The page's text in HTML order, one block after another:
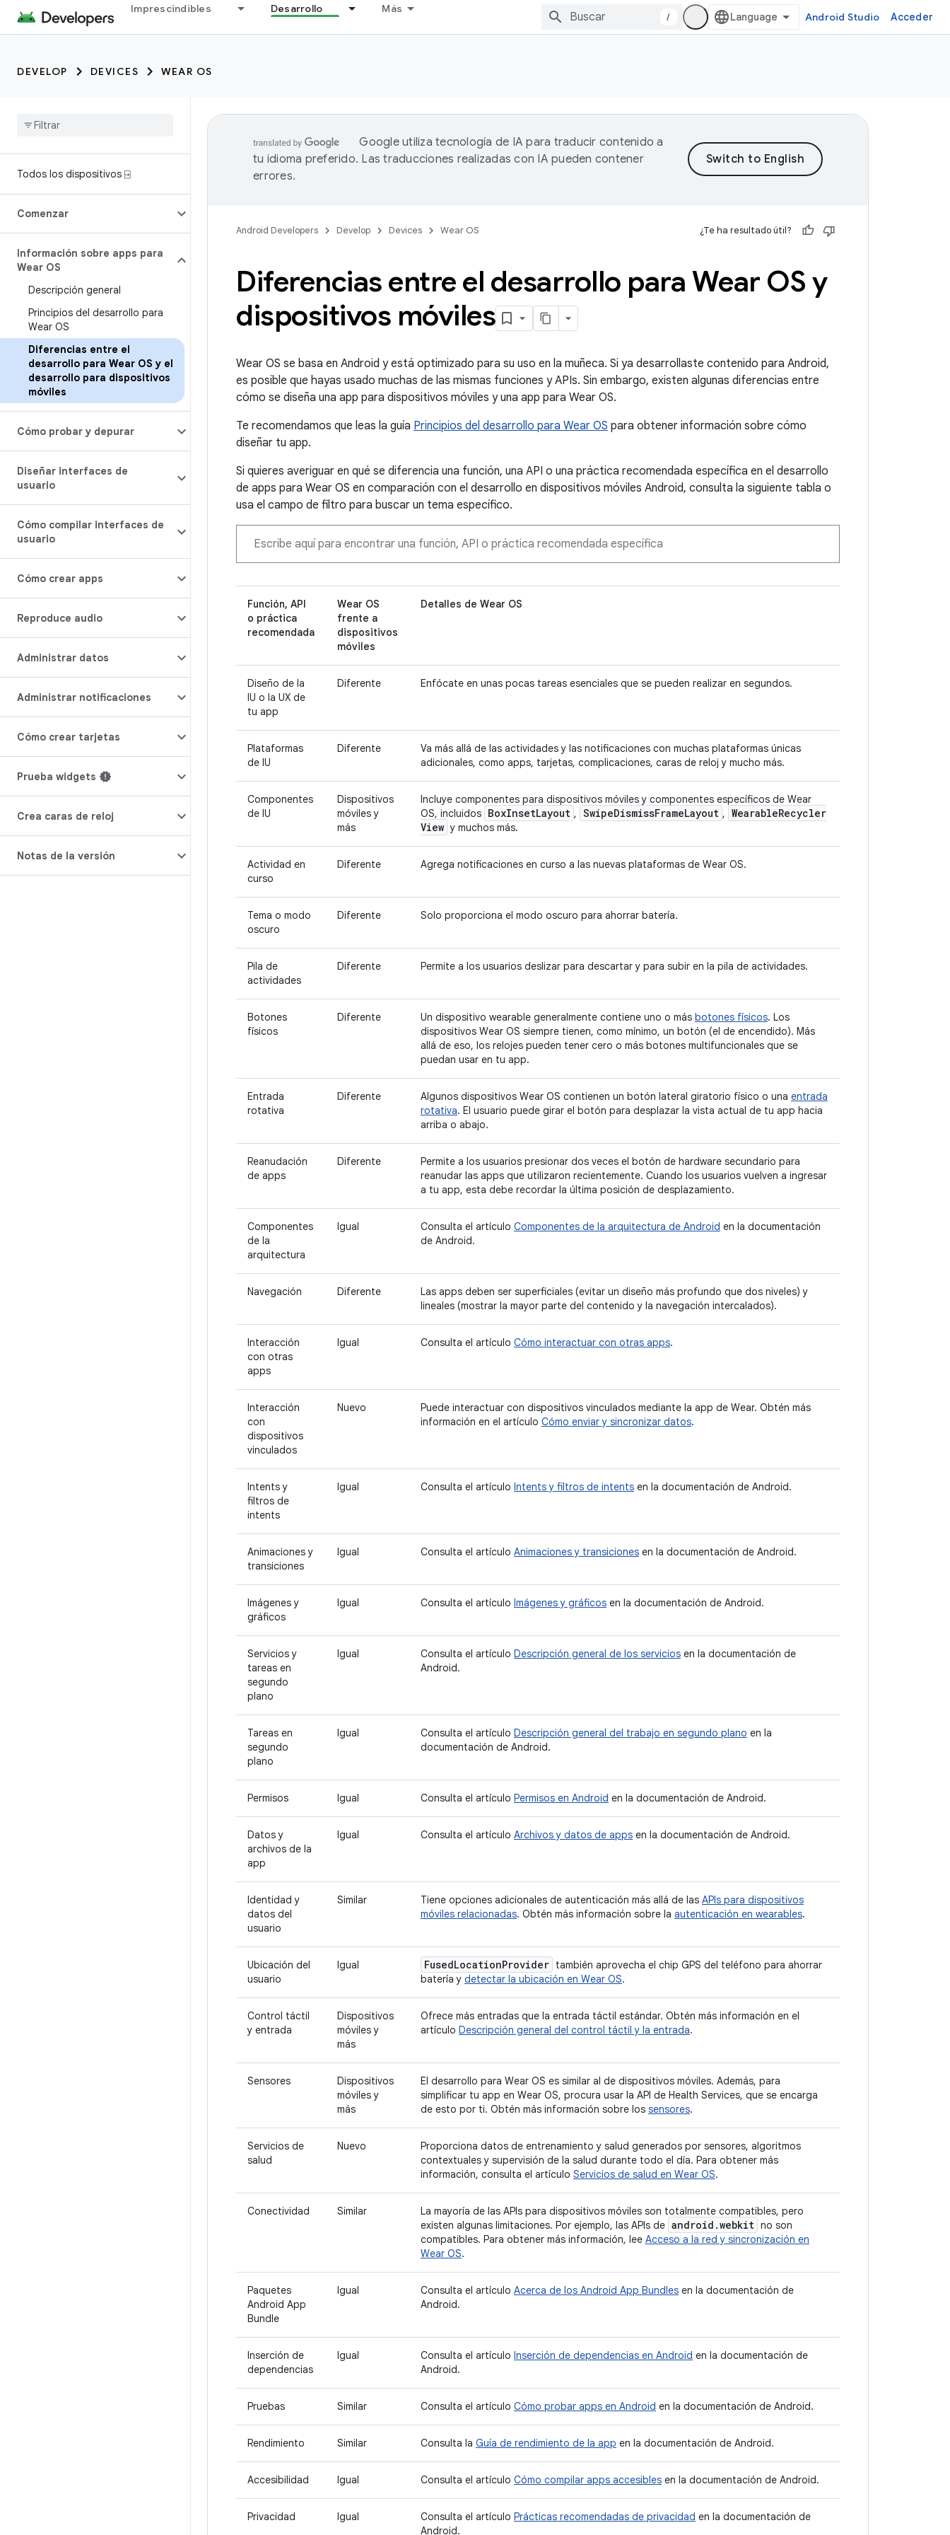
Imprescindibles Desarrollo Más
/ Android Studio Acceder
DEVELOP DEVICES WEAR OS
Todos los dispositivos ⍈
Comenzar
Información sobre apps para
Wear OS
Descripción general
Principios del desarrollo para
Wear OS
Diferencias entre el
desarrollo para Wear OS y el
desarrollo para dispositivos
móviles
Cómo probar y depurar
Diseñar interfaces de
usuario
Cómo compilar interfaces de
usuario
Cómo crear apps
Reproduce audio
Administrar datos
Administrar notificaciones
Cómo crear tarjetas
Prueba widgets
Crea caras de reloj
Notas de la versión
Google utiliza tecnología de IA para traducir contenido a
tu idioma preferido. Las traducciones realizadas con IA pueden contener
errores.
Android Developers Develop Devices Wear OS ¿Te ha resultado útil?
Diferencias entre el desarrollo para Wear OS y
dispositivos móviles
Wear OS se basa en Android y está optimizado para su uso en la muñeca. Si ya desarrollaste contenido para Android,
es posible que hayas usado muchas de las mismas funciones y APIs. Sin embargo, existen algunas diferencias entre
cómo se diseña una app para dispositivos móviles y una app para Wear OS.
Te recomendamos que leas la guía Principios del desarrollo para Wear OS para obtener información sobre cómo
diseñar tu app.
Si quieres averiguar en qué se diferencia una función, una API o una práctica recomendada específica en el desarrollo
de apps para Wear OS en comparación con el desarrollo en dispositivos móviles Android, consulta la siguiente tabla o
usa el campo de filtro para buscar un tema específico.
Función, API
o práctica
recomendada
Wear OS
frente a
dispositivos
móviles
Detalles de Wear OS
Diseño de la
IU o la UX de
tu app
Diferente Enfócate en unas pocas tareas esenciales que se pueden realizar en segundos.
Plataformas
de IU
Diferente
Va más allá de las actividades y las notificaciones con muchas plataformas únicas
adicionales, como apps, tarjetas, complicaciones, caras de reloj y mucho más.
Componentes
de IU
Dispositivos
móviles y
más
Incluye componentes para dispositivos móviles y componentes específicos de Wear
OS, incluidos BoxInsetLayout , SwipeDismissFrameLayout , WearableRecycler
View y muchos más.
Actividad en
curso
Diferente Agrega notificaciones en curso a las nuevas plataformas de Wear OS.
Tema o modo
oscuro
Diferente Solo proporciona el modo oscuro para ahorrar batería.
Pila de
actividades
Diferente Permite a los usuarios deslizar para descartar y para subir en la pila de actividades.
Botones
físicos
Diferente Un dispositivo wearable generalmente contiene uno o más botones físicos. Los
dispositivos Wear OS siempre tienen, como mínimo, un botón (el de encendido). Más
allá de eso, los relojes pueden tener cero o más botones multifuncionales que se
puedan usar en tu app.
Entrada
rotativa
Diferente Algunos dispositivos Wear OS contienen un botón lateral giratorio físico o una entrada
rotativa. El usuario puede girar el botón para desplazar la vista actual de tu app hacia
arriba o abajo.
Reanudación
de apps
Diferente
Permite a los usuarios presionar dos veces el botón de hardware secundario para
reanudar las apps que utilizaron recientemente. Cuando los usuarios vuelven a ingresar
a tu app, esta debe recordar la última posición de desplazamiento.
Componentes
de la
arquitectura
Igual Consulta el artículo Componentes de la arquitectura de Android en la documentación
de Android.
Navegación Diferente
Las apps deben ser superficiales (evitar un diseño más profundo que dos niveles) y
lineales (mostrar la mayor parte del contenido y la navegación intercalados).
Interacción
con otras
apps
Igual Consulta el artículo Cómo interactuar con otras apps.
Interacción
con
dispositivos
vinculados
Nuevo
Puede interactuar con dispositivos vinculados mediante la app de Wear. Obtén más
información en el artículo Cómo enviar y sincronizar datos.
Intents y
filtros de
intents
Igual Consulta el artículo Intents y filtros de intents en la documentación de Android.
Animaciones y
transiciones
Igual Consulta el artículo Animaciones y transiciones en la documentación de Android.
Imágenes y
gráficos
Igual Consulta el artículo Imágenes y gráficos en la documentación de Android.
Servicios y
tareas en
segundo
plano
Igual Consulta el artículo Descripción general de los servicios en la documentación de
Android.
Tareas en
segundo
plano
Igual Consulta el artículo Descripción general del trabajo en segundo plano en la
documentación de Android.
Permisos Igual Consulta el artículo Permisos en Android en la documentación de Android.
Datos y
archivos de la
app
Igual Consulta el artículo Archivos y datos de apps en la documentación de Android.
Identidad y
datos del
usuario
Similar Tiene opciones adicionales de autenticación más allá de las APIs para dispositivos
móviles relacionadas. Obtén más información sobre la autenticación en wearables.
Ubicación del
usuario
Igual FusedLocationProvider también aprovecha el chip GPS del teléfono para ahorrar
batería y detectar la ubicación en Wear OS.
Control táctil
y entrada
Dispositivos
móviles y
más
Ofrece más entradas que la entrada táctil estándar. Obtén más información en el
artículo Descripción general del control táctil y la entrada.
Sensores
Dispositivos
móviles y
más
El desarrollo para Wear OS es similar al de dispositivos móviles. Además, para
simplificar tu app en Wear OS, procura usar la API de Health Services, que se encarga
de esto por ti. Obtén más información sobre los sensores.
Servicios de
salud
Nuevo
Proporciona datos de entrenamiento y salud generados por sensores, algoritmos
contextuales y supervisión de la salud durante todo el día. Para obtener más
información, consulta el artículo Servicios de salud en Wear OS.
Conectividad Similar
La mayoría de las APIs para dispositivos móviles son totalmente compatibles, pero
existen algunas limitaciones. Por ejemplo, las APIs de android .webkit no son
compatibles. Para obtener más información, lee Acceso a la red y sincronización en
Wear OS.
Paquetes
Android App
Bundle
Igual Consulta el artículo Acerca de los Android App Bundles en la documentación de
Android.
Inserción de
dependencias
Igual Consulta el artículo Inserción de dependencias en Android en la documentación de
Android.
Pruebas Similar Consulta el artículo Cómo probar apps en Android en la documentación de Android.
Rendimiento Similar Consulta la Guía de rendimiento de la app en la documentación de Android.
Accesibilidad Igual Consulta el artículo Cómo compilar apps accesibles en la documentación de Android.
Privacidad Igual Consulta el artículo Prácticas recomendadas de privacidad en la documentación de
Android.